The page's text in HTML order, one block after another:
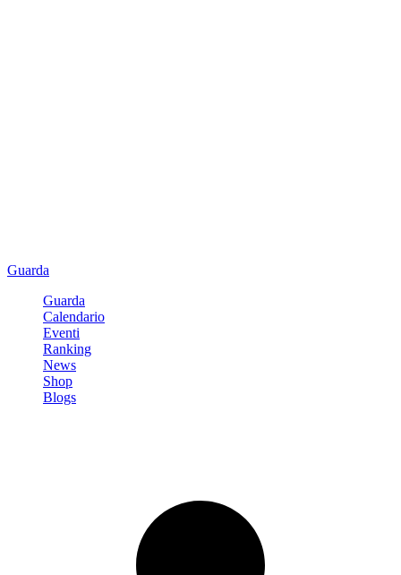
Guarda
Guarda
Calendario
Eventi
Ranking
News
Shop
Blogs